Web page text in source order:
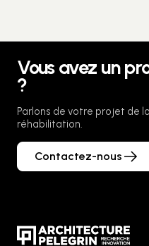
Vous avez un
?
Parlons de votre projet de
réhabilitation.
Contactez-nous